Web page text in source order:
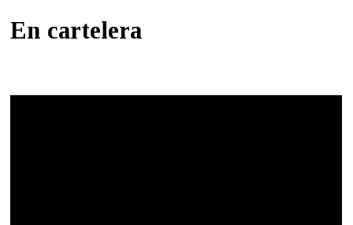
En cartelera